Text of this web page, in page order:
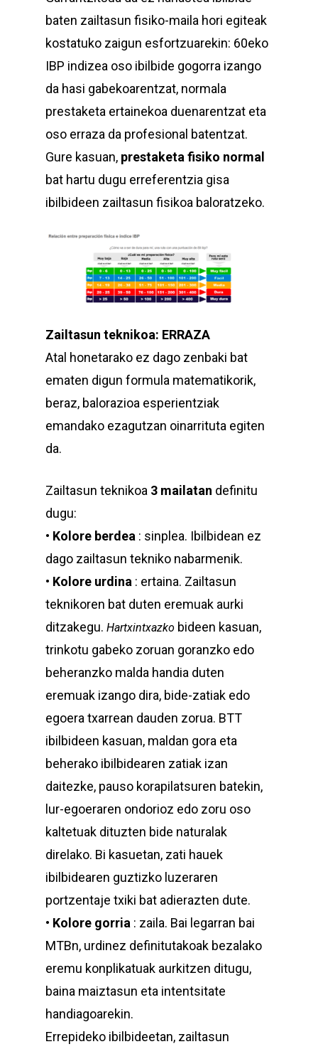
baten zailtasun fisiko-maila hori egiteak
kostatuko zaigun esfortzuarekin: 60eko
IBP indizea oso ibilbide gogorra izango
da hasi gabekoarentzat, normala
prestaketa ertainekoa duenarentzat eta
oso erraza da profesional batentzat.
Gure kasuan, prestaketa fisiko normal
bat hartu dugu erreferentzia gisa
ibilbideen zailtasun fisikoa baloratzeko.
Zailtasun teknikoa: ERRAZA
Atal honetarako ez dago zenbaki bat
ematen digun formula matematikorik,
beraz, balorazioa esperientziak
emandako ezagutzan oinarrituta egiten
da.
Zailtasun teknikoa 3 mailatan definitu
dugu:
• Kolore berdea : sinplea. Ibilbidean ez
dago zailtasun tekniko nabarmenik.
• Kolore urdina : ertaina. Zailtasun
teknikoren bat duten eremuak aurki
ditzakegu. Hartxintxazko bideen kasuan,
trinkotu gabeko zoruan goranzko edo
beheranzko malda handia duten
eremuak izango dira, bide-zatiak edo
egoera txarrean dauden zorua. BTT
ibilbideen kasuan, maldan gora eta
beherako ibilbidearen zatiak izan
daitezke, pauso korapilatsuren batekin,
lur-egoeraren ondorioz edo zoru oso
kaltetuak dituzten bide naturalak
direlako. Bi kasuetan, zati hauek
ibilbidearen guztizko luzeraren
portzentaje txiki bat adierazten dute.
• Kolore gorria : zaila. Bai legarran bai
MTBn, urdinez definitutakoak bezalako
eremu konplikatuak aurkitzen ditugu,
baina maiztasun eta intentsitate
handiagoarekin.
Errepideko ibilbideetan, zailtasun